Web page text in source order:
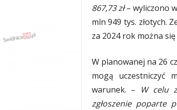
867,73 zł– wyliczono
mln 949 tys. złotych.
za 2024 rok można
W planowanej na 26
mogą uczestniczyć
warunek. –
W celu
zgłoszenie poparte